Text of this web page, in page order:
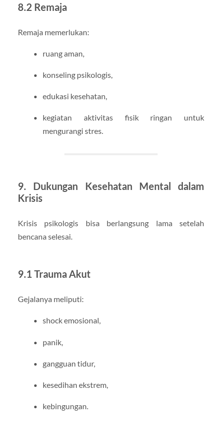
8.2 Remaja
Remaja memerlukan:
ruang aman,
konseling psikologis,
edukasi kesehatan,
kegiatan aktivitas fisik ringan untuk
mengurangi stres.
9. Dukungan Kesehatan Mental dalam
Krisis
Krisis psikologis bisa berlangsung lama setelah
bencana selesai.
9.1 Trauma Akut
Gejalanya meliputi:
shock emosional,
panik,
gangguan tidur,
kesedihan ekstrem,
kebingungan.